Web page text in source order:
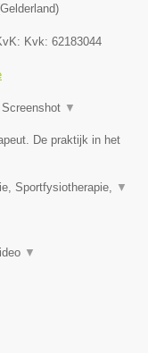
Gelderland)
Kvk: 62183044
Screenshot ▼
De praktijk in het
Sportfysiotherapie, ▼
▼